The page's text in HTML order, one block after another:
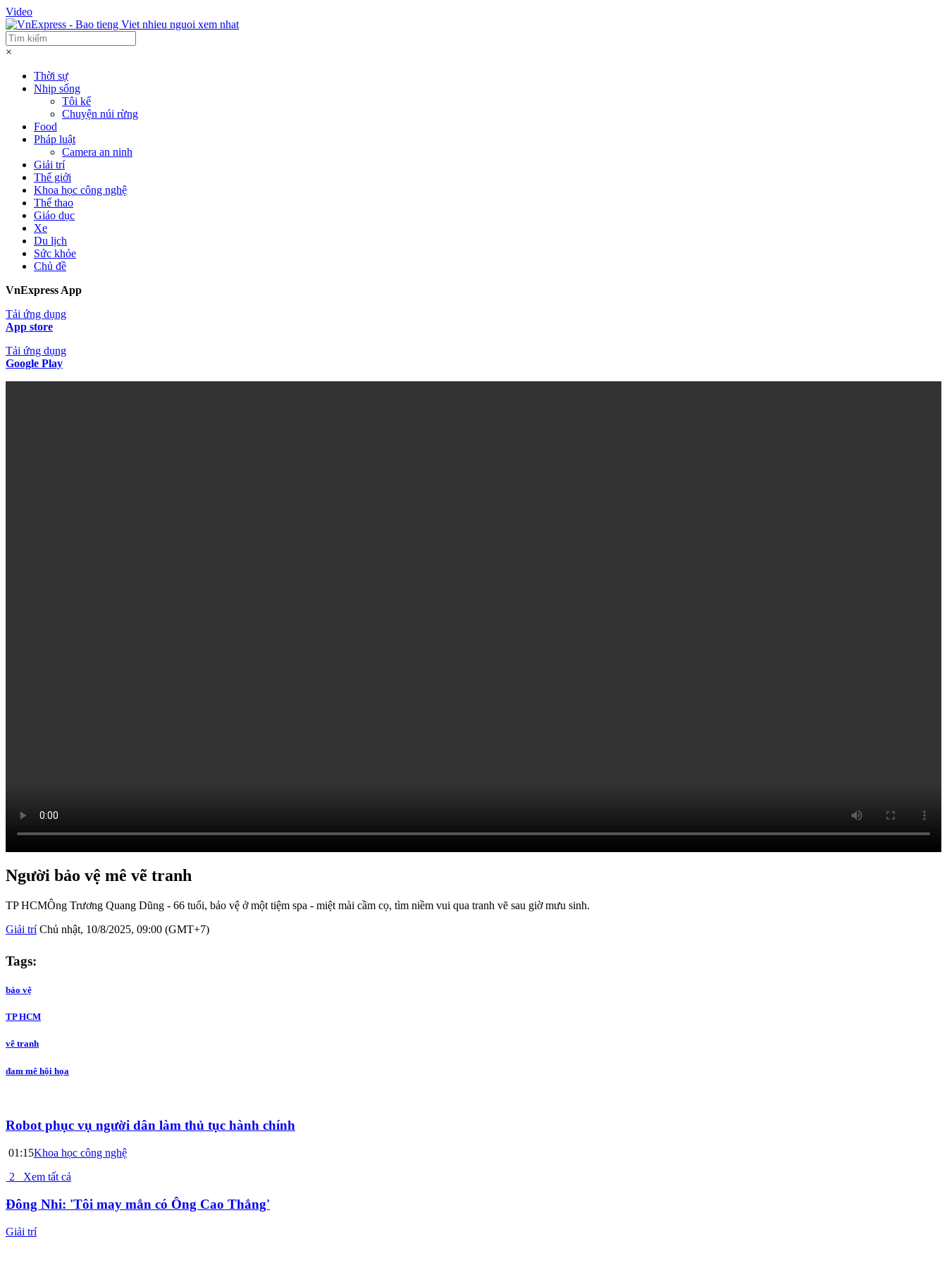
Video
×
Thời sự
Nhịp sống
Tôi kể
Chuyện núi rừng
Food
Pháp luật
Camera an ninh
Giải trí
Thế giới
Khoa học công nghệ
Thể thao
Giáo dục
Xe
Du lịch
Sức khỏe
Chủ đề
VnExpress App
Tải ứng dụng
App store
Tải ứng dụng
Google Play
Người bảo vệ mê vẽ tranh
TP HCMÔng Trương Quang Dũng - 66 tuổi, bảo vệ ở một tiệm spa - miệt mài cầm cọ, tìm niềm vui qua tranh vẽ sau giờ mưu sinh.
Giải trí Chủ nhật, 10/8/2025, 09:00 (GMT+7)
Tags:
bảo vệ
TP HCM
vẽ tranh
đam mê hội họa
Robot phục vụ người dân làm thủ tục hành chính
01:15Khoa học công nghệ
2
Xem tất cả
Đông Nhi: 'Tôi may mắn có Ông Cao Thắng'
Giải trí